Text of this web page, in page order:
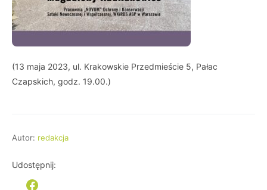
(13 maja 2023, ul. Krakowskie Przedmieście 5, Pałac
Czapskich, godz. 19.00.)
Autor: redakcja
Udostępnij: